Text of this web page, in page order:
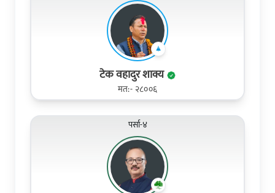
टेक वहादुर शाक्य
मत:- २८००६
पर्सा-४